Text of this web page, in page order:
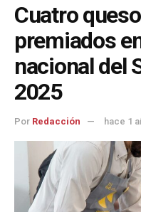
Cuatro
premiados
nacional del
2025
Por Redacción hace 1